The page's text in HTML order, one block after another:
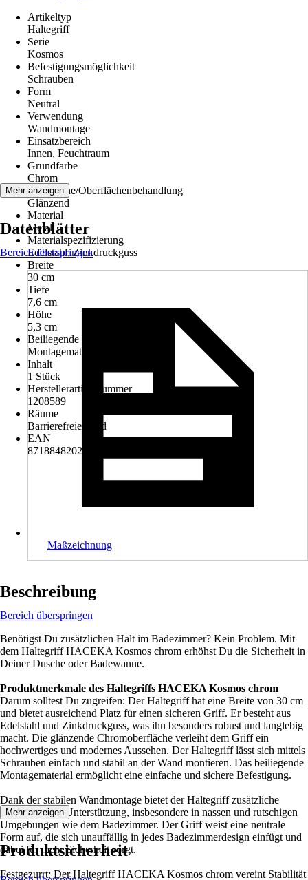
Artikeltyp
Haltegriff
Serie
Kosmos
Befestigungsmöglichkeit
Schrauben
Form
Neutral
Verwendung
Wandmontage
Einsatzbereich
Innen, Feuchtraum
Grundfarbe
Chrom
Oberfläche/Oberflächenbehandlung
Glänzend
Material
Metall
Materialspezifizierung
Edelstahl, Zinkdruckguss
Breite
30 cm
Tiefe
7,6 cm
Höhe
5,3 cm
Beiliegende Befestigung
Montagematerial zum Bohren
Inhalt
1 Stück
Herstellerartikelnummer
1208589
Räume
Barrierefreies Bad
EAN
8718848202631
Mehr anzeigen
Datenblätter
Bereich überspringen
Maßzeichnung
Beschreibung
Bereich überspringen
Benötigst Du zusätzlichen Halt im Badezimmer? Kein Problem. Mit
dem Haltegriff HACEKA Kosmos chrom erhöhst Du die Sicherheit in
Deiner Dusche oder Badewanne.
Produktmerkmale des Haltegriffs HACEKA Kosmos chrom
Darum solltest Du zugreifen: Der Haltegriff hat eine Breite von 30 cm
und bietet ausreichend Platz für einen sicheren Griff. Er besteht aus
Edelstahl und Zinkdruckguss, was ihn besonders robust und langlebig
macht. Die glänzende Chromoberfläche verleiht dem Griff ein
hochwertiges und modernes Aussehen. Der Haltegriff lässt sich mittels
Schrauben einfach und stabil an der Wand montieren. Das beiliegende
Montagematerial ermöglicht eine einfache und sichere Befestigung.
Dank der stabilen Wandmontage bietet der Haltegriff zusätzliche
Sicherheit und Unterstützung, insbesondere in nassen und rutschigen
Umgebungen wie dem Badezimmer. Der Griff weist eine neutrale
Form auf, die sich unauffällig in jedes Badezimmerdesign einfügt und
dabei für mehr Sicherheit sorgt.
Festgezurrt: Der Haltegriff HACEKA Kosmos chrom vereint Stabilität
Mehr anzeigen
Produktsicherheit